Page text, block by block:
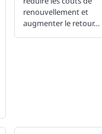
renouvellement et
augmenter le retour…